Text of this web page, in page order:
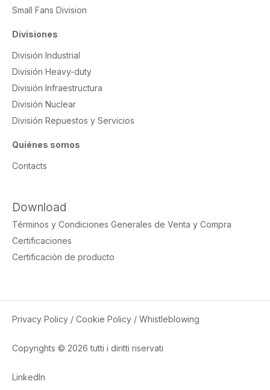
Small Fans Division
Divisiones
División Industrial
División Heavy-duty
División Infraestructura
División Nuclear
División Repuestos y Servicios
Quiénes somos
Contacts
Download
Términos y Condiciones Generales de Venta y Compra
Certificaciones
Certificación de producto
Privacy Policy / Cookie Policy / Whistleblowing
Copyrights © 2026 tutti i diritti riservati
LinkedIn